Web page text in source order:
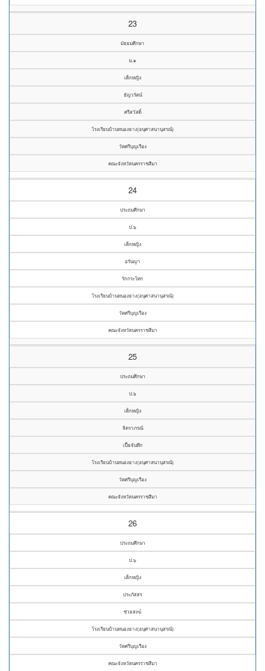
23
มัธยมศึกษา
ม.๑
เด็กหญิง
ธัญวรัตน์
ศรีสวัสดิ์
โรงเรียนบ้านหนองยาง(อนุศาสนานุสรณ์)
วัดศรีบุญเรือง
คณะจังหวัดนครราชสีมา
24
ประถมศึกษา
ป.๖
เด็กหญิง
อรันญา
รักกระโทก
โรงเรียนบ้านหนองยาง(อนุศาสนานุสรณ์)
วัดศรีบุญเรือง
คณะจังหวัดนครราชสีมา
25
ประถมศึกษา
ป.๖
เด็กหญิง
จิตราภรณ์
เปี้ยจันทึก
โรงเรียนบ้านหนองยาง(อนุศาสนานุสรณ์)
วัดศรีบุญเรือง
คณะจังหวัดนครราชสีมา
26
ประถมศึกษา
ป.๖
เด็กหญิง
ประภัสสร
ช่วยสงฆ์
โรงเรียนบ้านหนองยาง(อนุศาสนานุสรณ์)
วัดศรีบุญเรือง
คณะจังหวัดนครราชสีมา